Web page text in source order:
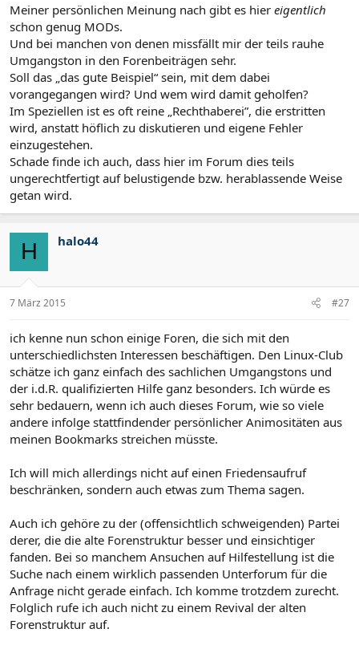
Meiner persönlichen Meinung nach gibt es hier eigentlich
schon genug MODs.
Und bei manchen von denen missfällt mir der teils rauhe
Umgangston in den Forenbeiträgen sehr.
Soll das „das gute Beispiel“ sein, mit dem dabei
vorangegangen wird? Und wem wird damit geholfen?
Im Speziellen ist es oft reine „Rechthaberei”, die erstritten
wird, anstatt höflich zu diskutieren und eigene Fehler
einzugestehen.
Schade finde ich auch, dass hier im Forum dies teils
ungerechtfertigt auf belustigende bzw. herablassende Weise
getan wird.
H halo44
7 März 2015 #27
ich kenne nun schon einige Foren, die sich mit den
unterschiedlichsten Interessen beschäftigen. Den Linux-Club
schätze ich ganz einfach des sachlichen Umgangstons und
der i.d.R. qualifizierten Hilfe ganz besonders. Ich würde es
sehr bedauern, wenn ich auch dieses Forum, wie so viele
andere infolge stattfindender persönlicher Animositäten aus
meinen Bookmarks streichen müsste.
Ich will mich allerdings nicht auf einen Friedensaufruf
beschränken, sondern auch etwas zum Thema sagen.
Auch ich gehöre zu der (offensichtlich schweigenden) Partei
derer, die die alte Forenstruktur besser und einsichtiger
fanden. Bei so manchem Ansuchen auf Hilfestellung ist die
Suche nach einem wirklich passenden Unterforum für die
Anfrage nicht gerade einfach. Ich komme trotzdem zurecht.
Folglich rufe ich auch nicht zu einem Revival der alten
Forenstruktur auf.